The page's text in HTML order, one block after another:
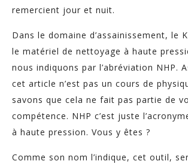
remercient jour et nuit.
Dans le domaine d’assainissement, le
le matériel de nettoyage à haute
nous indiquons par l’abréviation NHP.
cet article n’est pas un cours de
savons que cela ne fait pas partie de
compétence. NHP c’est juste
à haute pression. Vous y êtes ?
Comme son nom l’indique, cet outil,